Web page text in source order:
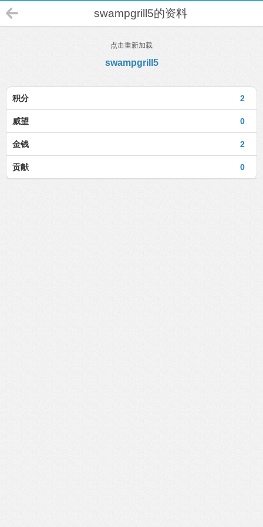
swampgrill5的资料
点击重新加载
swampgrill5
2
积分
0
威望
2
金钱
0
贡献